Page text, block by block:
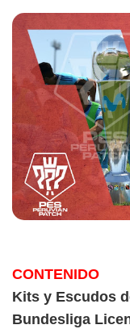
CONTENIDO
Kits y Escudos
Bundesliga